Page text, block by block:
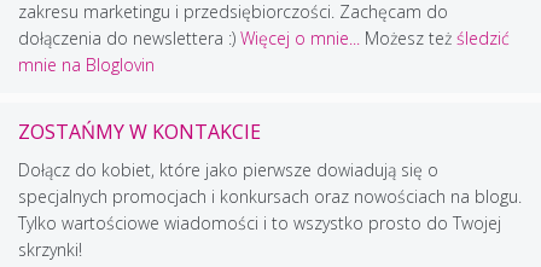
zakresu marketingu i przedsiębiorczości. Zachęcam do
dołączenia do newslettera :) Więcej o mnie... Możesz też śledzić
mnie na Bloglovin
ZOSTAŃMY W KONTAKCIE
Dołącz do kobiet, które jako pierwsze dowiadują się o
specjalnych promocjach i konkursach oraz nowościach na blogu.
Tylko wartościowe wiadomości i to wszystko prosto do Twojej
skrzynki!